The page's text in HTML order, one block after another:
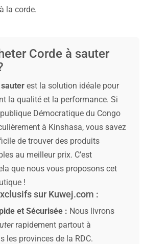
la corde.
Corde à sauter
est la solution idéale pour
la qualité et la performance. Si
Démocratique du Congo
à Kinshasa, vous savez
de trouver des produits
au meilleur prix. C’est
que nous vous proposons cet
!
sur Kuwej.com :
et Sécurisée : Nous livrons
rapidement partout à
les provinces de la RDC.